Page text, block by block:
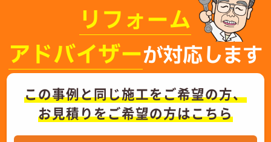
リフォーム
アドバイザーが対応します
この事例と同じ施工をご希望の方、
お見積りをご希望の方はこちら